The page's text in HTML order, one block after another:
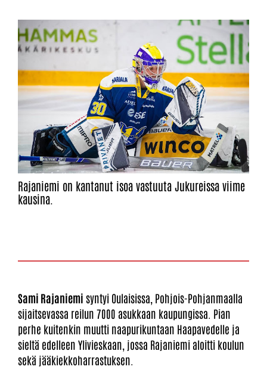
Rajaniemi on kantanut isoa vastuuta Jukureissa viime
kausina.
Sami Rajaniemi syntyi Oulaisissa, Pohjois-Pohjanmaalla
sijaitsevassa reilun 7000 asukkaan kaupungissa. Pian
perhe kuitenkin muutti naapurikuntaan Haapavedelle ja
sieltä edelleen Ylivieskaan, jossa Rajaniemi aloitti koulun
sekä jääkiekkoharrastuksen.